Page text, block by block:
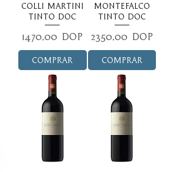
Colli Martini
Tinto DOC
Precio
1470,00 DOP
Comprar
Montefalco
Tinto DOC
Precio
2350,00 DOP
Comprar